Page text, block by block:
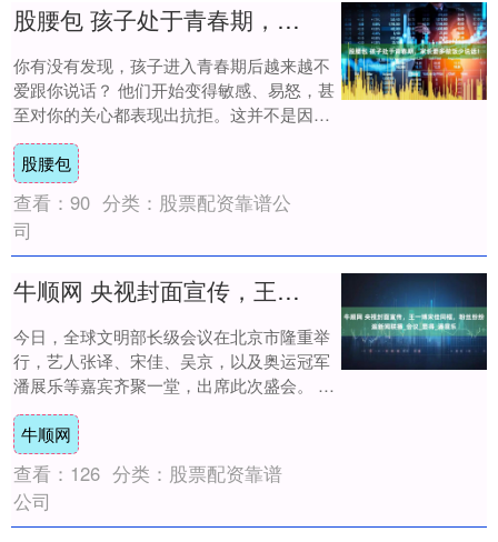
股腰包 孩子处于青春期，家长要多做饭少说话！
你有没有发现，孩子进入青春期后越来越不
爱跟你说话？ 他们开始变得敏感、易怒，甚
至对你的关心都表现出抗拒。这并不是因为
他们不爱你，而是因为他们在寻找独立和自
我认同....
股腰包
查看： 90 分类： 股票配资靠谱公
司
牛顺网 央视封面宣传，王一博宋佳同框，粉丝纷纷追新闻联播_会议_显得_潘展乐
今日，全球文明部长级会议在北京市隆重举
行，艺人张译、宋佳、吴京，以及奥运冠军
潘展乐等嘉宾齐聚一堂，出席此次盛会。 由
于此次会议为正式场合，嘉宾们均身着得体
的正装....
牛顺网
查看： 126 分类： 股票配资靠谱
公司